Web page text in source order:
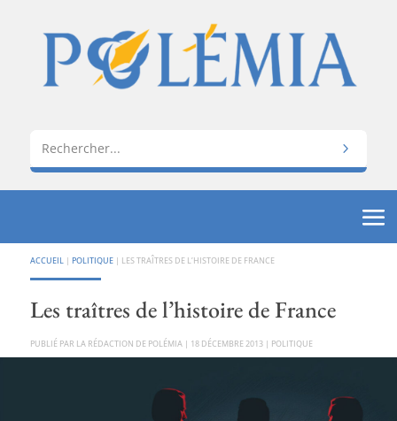
ACCUEIL | POLITIQUE| LES TRAÎTRES DE L’HISTOIRE DE FRANCE
Les traîtres de l’histoire de France
PAR LA RÉDACTION DE POLÉMIA | 18 DÉCEMBRE 2013| POLITIQUE